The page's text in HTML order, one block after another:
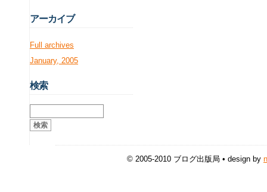
アーカイブ
Full archives
January, 2005
検索
© 2005-2010 ブログ出版局 • design by